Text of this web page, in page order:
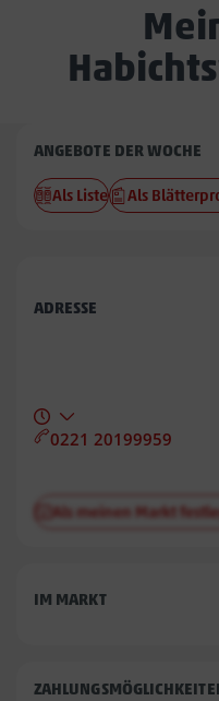
Penny
Ehlen
ANGEBOTE DER WOCHE
Als Liste Als
ADRESSE
0221 20199959
Als meinen Markt
IM MARKT